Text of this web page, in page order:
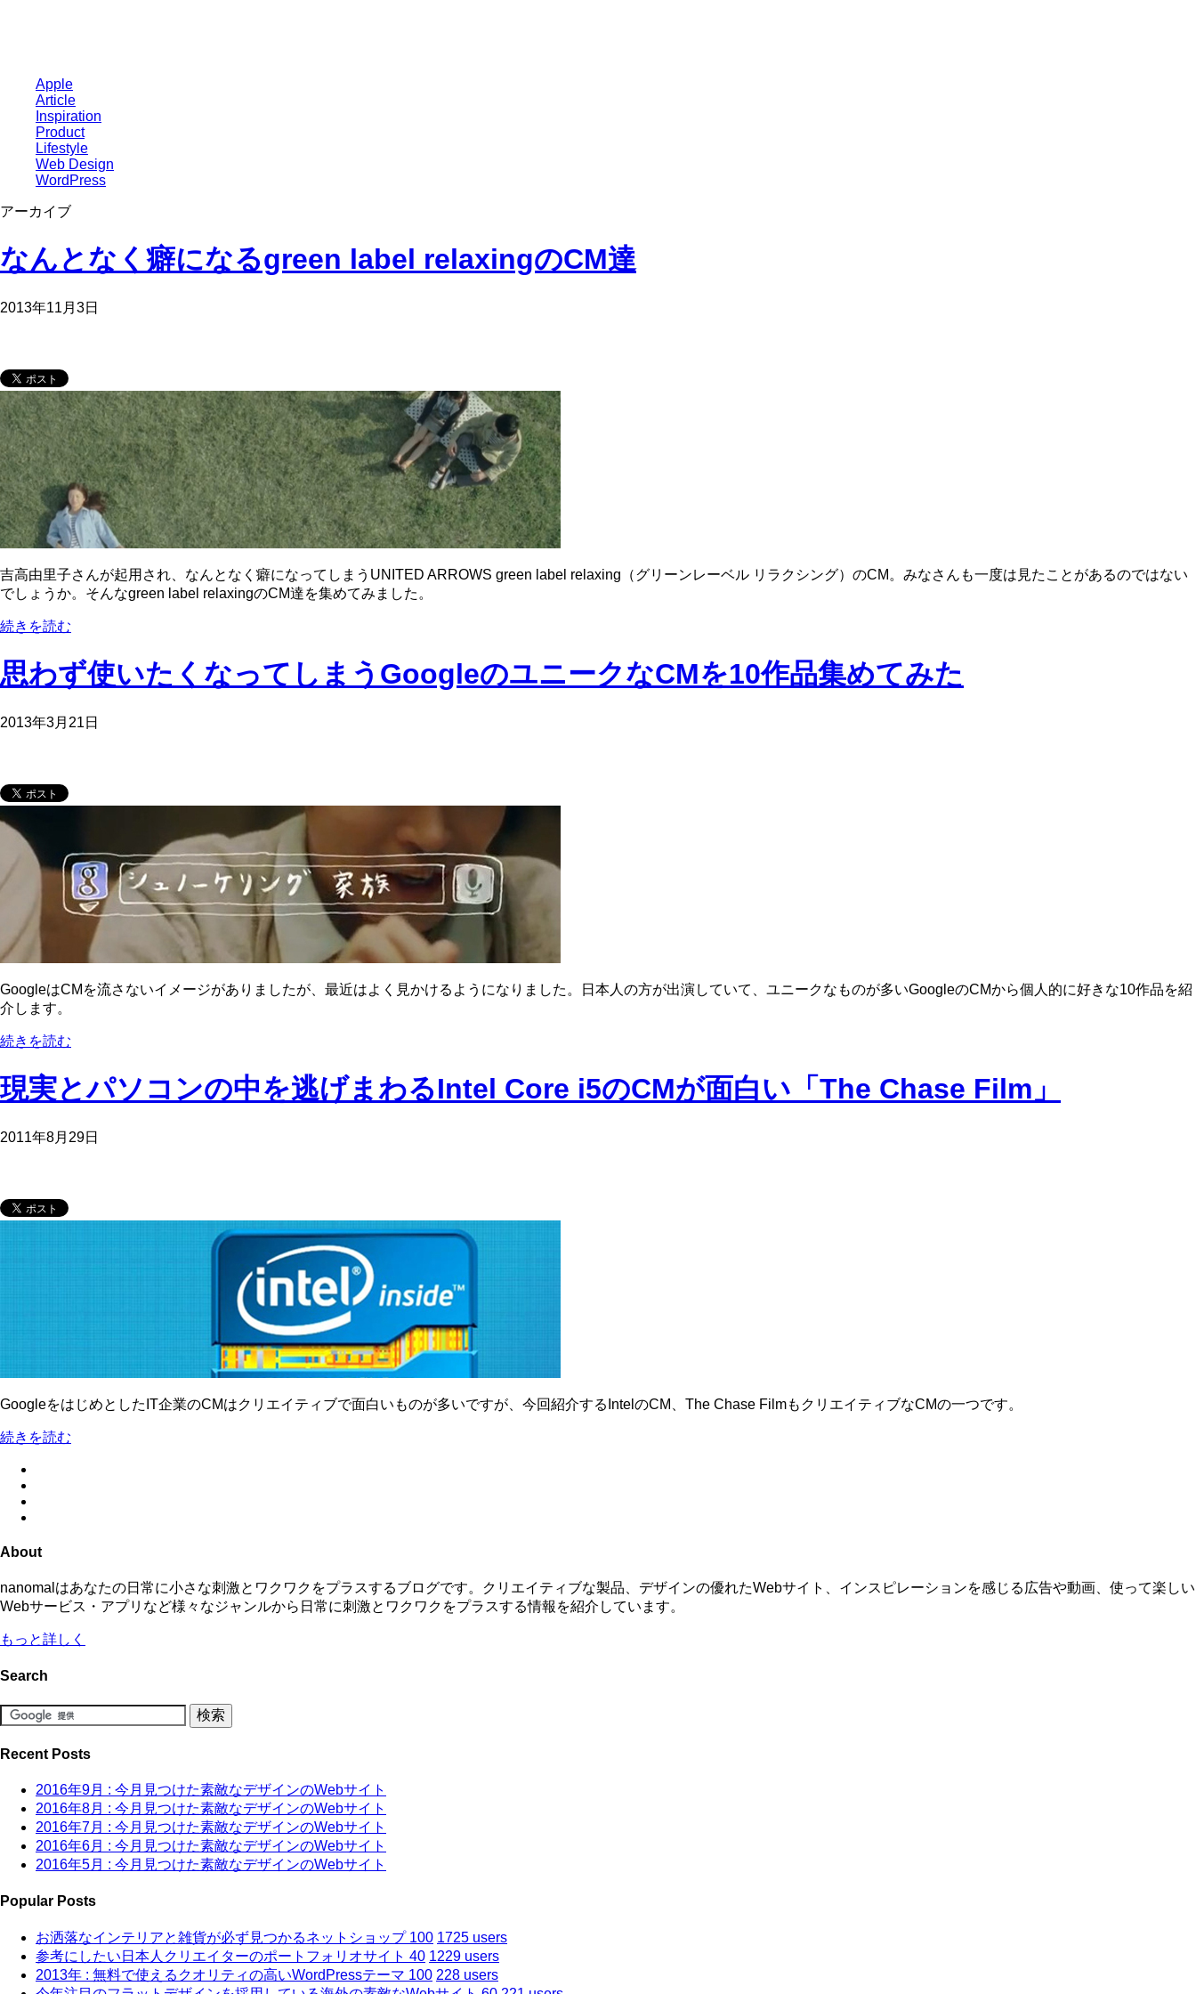
Apple
Article
Inspiration
Product
Lifestyle
Web Design
WordPress
アーカイブ
なんとなく癖になるgreen label relaxingのCM達
2013年11月3日
吉高由里子さんが起用され、なんとなく癖になってしまうUNITED ARROWS green label relaxing（グリーンレーベル リラクシング）のCM。みなさんも一度は見たことがあるのではない
でしょうか。そんなgreen label relaxingのCM達を集めてみました。
続きを読む
思わず使いたくなってしまうGoogleのユニークなCMを10作品集めてみた
2013年3月21日
GoogleはCMを流さないイメージがありましたが、最近はよく見かけるようになりました。日本人の方が出演していて、ユニークなものが多いGoogleのCMから個人的に好きな10作品を紹
介します。
続きを読む
現実とパソコンの中を逃げまわるIntel Core i5のCMが面白い「The Chase Film」
2011年8月29日
GoogleをはじめとしたIT企業のCMはクリエイティブで面白いものが多いですが、今回紹介するIntelのCM、The Chase FilmもクリエイティブなCMの一つです。
続きを読む
About
nanomalはあなたの日常に小さな刺激とワクワクをプラスするブログです。クリエイティブな製品、デザインの優れたWebサイト、インスピレーションを感じる広告や動画、使って楽しい
Webサービス・アプリなど様々なジャンルから日常に刺激とワクワクをプラスする情報を紹介しています。
もっと詳しく
Search
Recent Posts
2016年9月 : 今月見つけた素敵なデザインのWebサイト
2016年8月 : 今月見つけた素敵なデザインのWebサイト
2016年7月 : 今月見つけた素敵なデザインのWebサイト
2016年6月 : 今月見つけた素敵なデザインのWebサイト
2016年5月 : 今月見つけた素敵なデザインのWebサイト
Popular Posts
お洒落なインテリアと雑貨が必ず見つかるネットショップ 100 1725 users
参考にしたい日本人クリエイターのポートフォリオサイト 40 1229 users
2013年 : 無料で使えるクオリティの高いWordPressテーマ 100 228 users